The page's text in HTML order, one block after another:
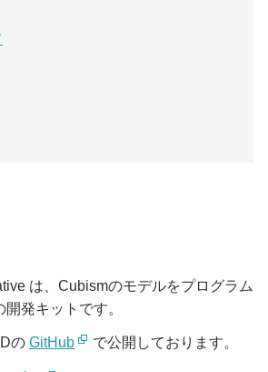
は、Cubismのモデルをプログラム
開発キットです。
の GitHub で公開しております。